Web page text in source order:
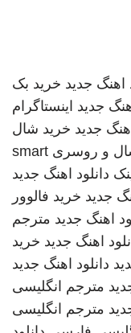
اهنگ جدید خرید بک
جدید اینستاگرام
جدید خرید شال
و روسری smart
دانلود اهنگ جدید
جدید خرید فالوور
اهنگ جدید مترجم
اهنگ جدید خرید
دانلود اهنگ جدید
مترجم انگلیسی
مترجم انگلیسی